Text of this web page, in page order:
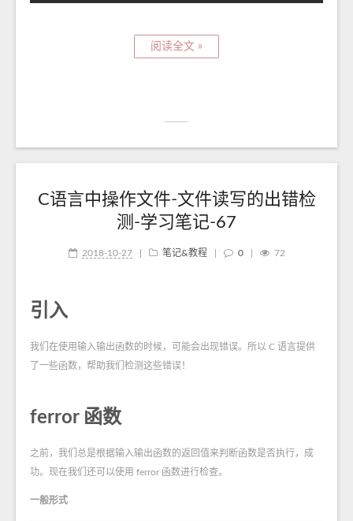
阅读全文 »
C语言中操作文件-文件读写的出错检
测-学习笔记-67
2018-10-27 笔记&教程 0 72
引入
我们在使用输入输出函数的时候，可能会出现错误。所以 C 语言提供
了一些函数，帮助我们检测这些错误！
ferror 函数
之前，我们总是根据输入输出函数的返回值来判断函数是否执行，成
功。现在我们还可以使用 ferror 函数进行检查。
一般形式